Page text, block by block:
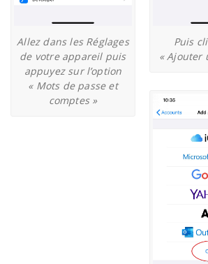
Allez dans les Réglages
de votre appareil puis
appuyez sur l’option
« Mots de passe et
comptes »
Puis
« Ajouter